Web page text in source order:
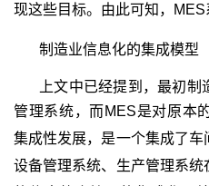
现这些目标。 由此可知，MES
制造业信息化的集成模型
上文中已经提到，最初
管理系统，而MES是对原本
集成性发展，是一个集成了车
设备管理系统、生产管理系